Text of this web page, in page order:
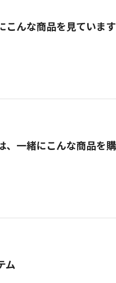
こんな商品を見ています
一緒にこんな商品を購
ム